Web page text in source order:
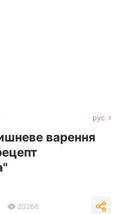
рус
варення
20266